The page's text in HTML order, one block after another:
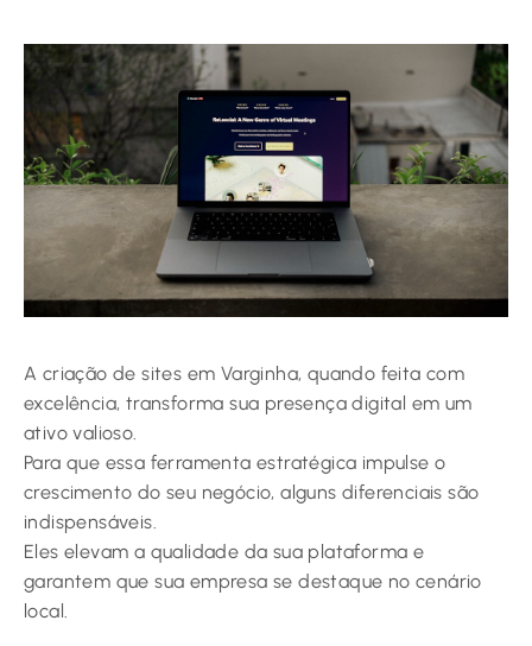
A criação de sites em Varginha, quando feita com
excelência, transforma sua presença digital em um
ativo valioso.
Para que essa ferramenta estratégica impulse o
crescimento do seu negócio, alguns diferenciais são
indispensáveis.
Eles elevam a qualidade da sua plataforma e
garantem que sua empresa se destaque no cenário
local.